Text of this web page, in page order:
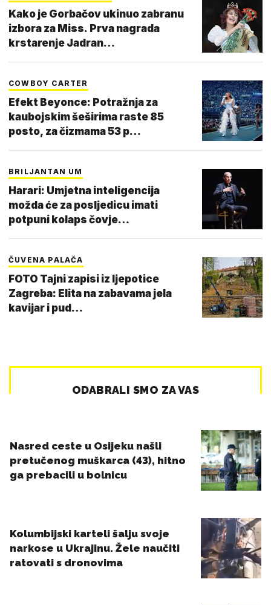
Kako je Gorbačov ukinuo zabranu
izbora za Miss. Prva nagrada
krstarenje Jadran…
COWBOY CARTER
Efekt Beyonce: Potražnja za
kaubojskim šeširima raste 85
posto, za čizmama 53 p…
BRILJANTAN UM
Harari: Umjetna inteligencija
možda će za posljedicu imati
potpuni kolaps čovje…
ČUVENA PALAČA
FOTO Tajni zapisi iz ljepotice
Zagreba: Elita na zabavama jela
kavijar i pud…